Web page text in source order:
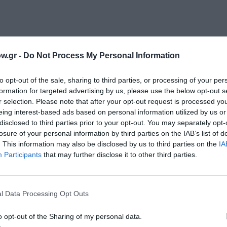
- Do Not Process My Personal Information
opt-out of the sale, sharing to third parties, or processing of your
for targeted advertising by us, please use the below opt-out
selection. Please note that after your opt-out request is processed
interest-based ads based on personal information utilized by us
to third parties prior to your opt-out. You may separately
of your personal information by third parties on the IAB’s list of
This information may also be disclosed by us to third parties on the
Participants that may further disclose it to other third parties.
Data Processing Opt Outs
opt-out of the Sharing of my personal data.
πρώτοι όλες τις ειδήσεις
στοCulturenow.gr